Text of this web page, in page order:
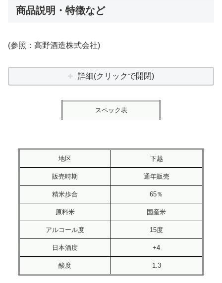
商品説明・特徴など
(参照：高野酒造株式会社)
詳細(クリックで開閉)
スペック表
地区 下越
販売時期 通年販売
精米歩合 65％
原料米 国産米
アルコール度 15度
日本酒度 +4
酸度 1.3